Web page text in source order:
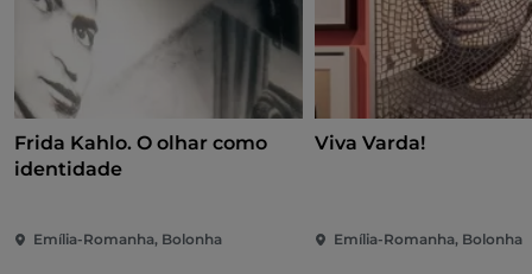
Frida Kahlo. O olhar como
identidade
Emília-Romanha, Bolonha
Viva Varda!
Emília-Romanha, Bolonha